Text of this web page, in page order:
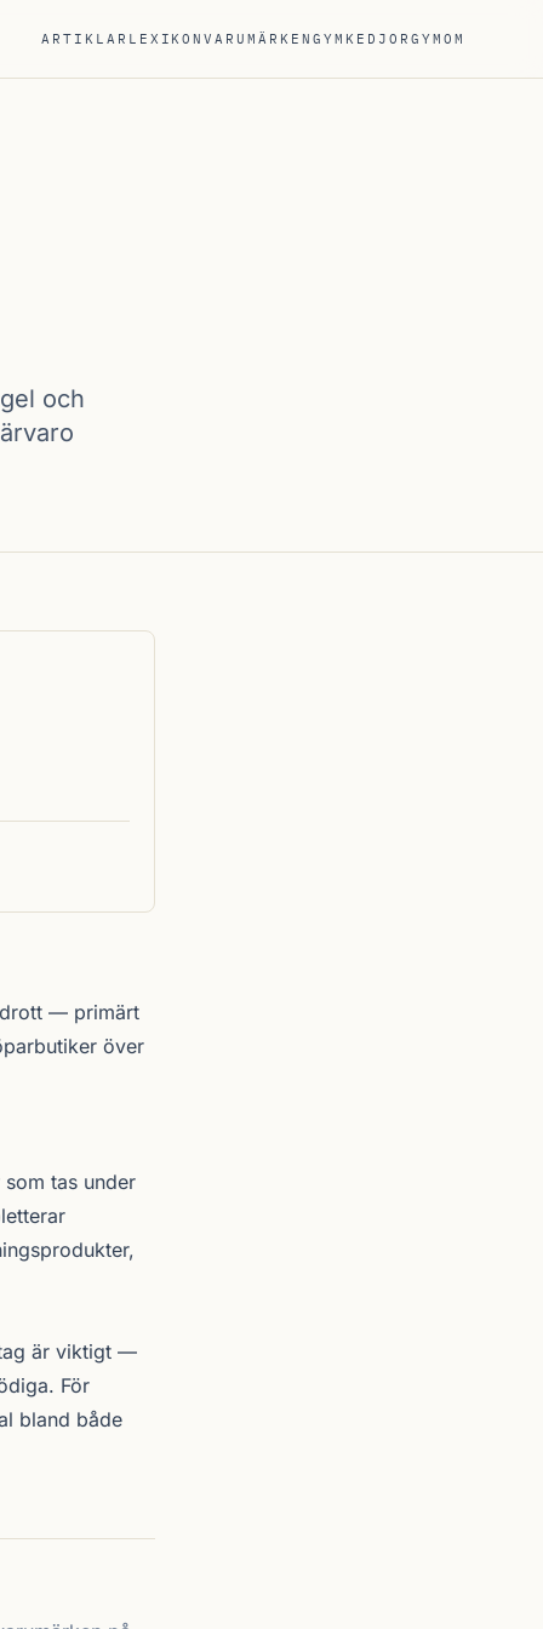
ARTIKLAR LEXIKONVARUMÄRKENGYMKEDJORGYMOM
och
— primärt
över
tas under
är viktigt —
För
bland både